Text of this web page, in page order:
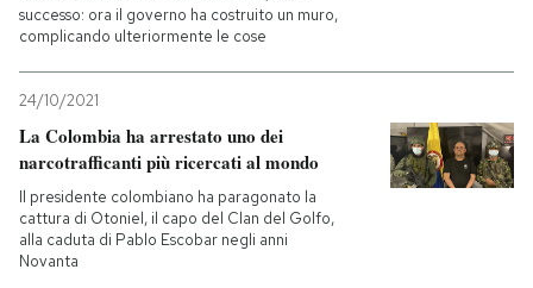
successo: ora il governo ha costruito un muro,
complicando ulteriormente le cose
24/10/2021
La Colombia ha arrestato uno dei
narcotrafficanti più ricercati al mondo
Il presidente colombiano ha paragonato la
cattura di Otoniel, il capo del Clan del Golfo,
alla caduta di Pablo Escobar negli anni
Novanta